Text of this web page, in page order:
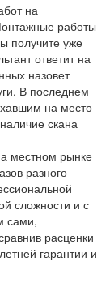
на
работы
получите уже
ответит на
назовет
В последнем
на место
скана
местном рынке
разного
сложности и с
сами,
расценки
гарантии и